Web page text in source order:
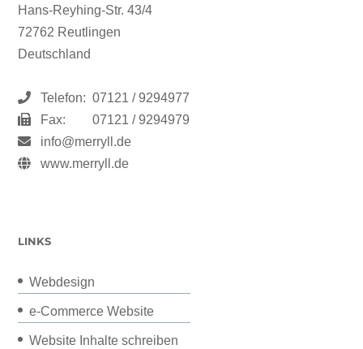
Hans-Reyhing-Str. 43/4
72762 Reutlingen
Deutschland
Telefon: 07121 / 9294977
Fax:
07121 / 9294979
info@merryll.de
www.merryll.de
LINKS
Webdesign
e-Commerce Website
Website Inhalte schreiben